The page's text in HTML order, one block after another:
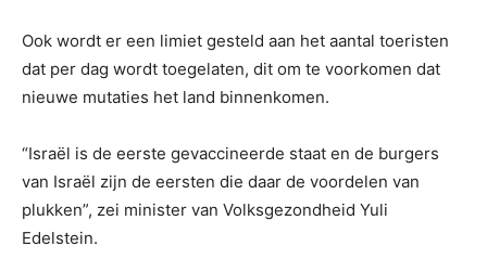
Ook wordt er een limiet gesteld aan het aantal toeristen
dat per dag wordt toegelaten, dit om te voorkomen dat
nieuwe mutaties het land binnenkomen.
“Israël is de eerste gevaccineerde staat en de burgers
van Israël zijn de eersten die daar de voordelen van
plukken”, zei minister van Volksgezondheid Yuli
Edelstein.